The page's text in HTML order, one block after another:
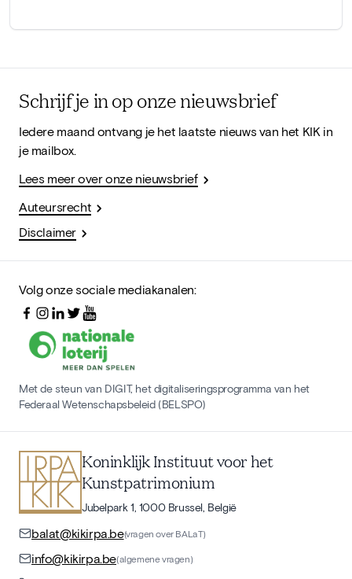
Schrijf je in op onze nieuwsbrief
Iedere maand ontvang je het laatste nieuws van het KIK in
je mailbox.
Lees meer over onze nieuwsbrief
Auteursrecht
Disclaimer
Volg onze sociale mediakanalen:
Met de steun van DIGIT, het digitaliseringsprogramma van het
Federaal Wetenschapsbeleid (BELSPO)
Koninklijk Instituut voor het
Kunstpatrimonium
Jubelpark 1, 1000 Brussel, België
balat@kikirpa.be(vragen over BALaT)
info@kikirpa.be(algemene vragen)